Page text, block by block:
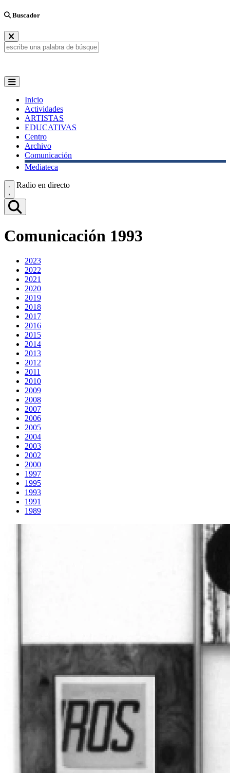
Buscador
Inicio
Actividades
ARTISTAS
EDUCATIVAS
Centro
Archivo
Comunicación
Mediateca
Radio en directo
Comunicación 1993
2023
2022
2021
2020
2019
2018
2017
2016
2015
2014
2013
2012
2011
2010
2009
2008
2007
2006
2005
2004
2003
2002
2000
1997
1995
1993
1991
1989